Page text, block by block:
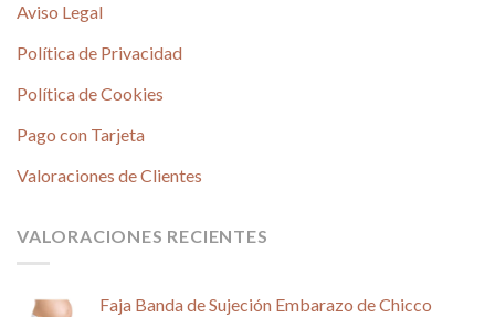
Aviso Legal
Política de Privacidad
Política de Cookies
Pago con Tarjeta
Valoraciones de Clientes
VALORACIONES RECIENTES
Faja Banda de Sujeción Embarazo de Chicco